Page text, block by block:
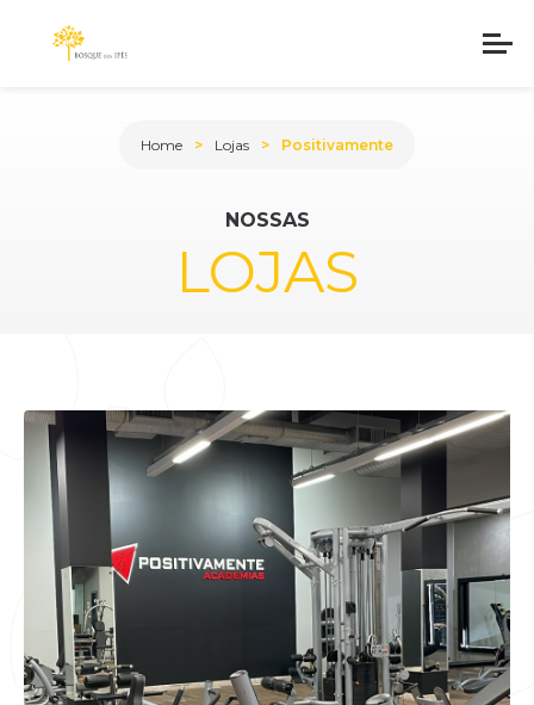
NOSSAS
LOJAS
Home Lojas Positivamente